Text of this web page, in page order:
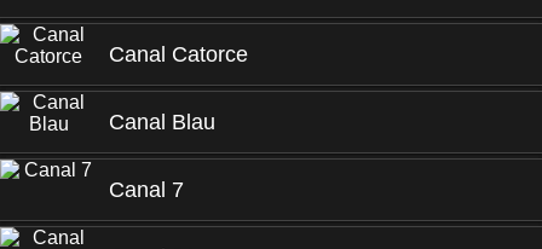
Canal Catorce
Canal Blau
Canal 7